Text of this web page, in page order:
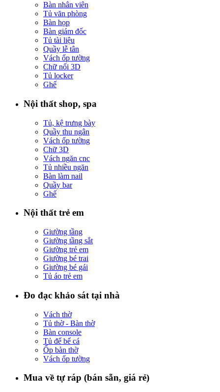
Bàn nhân viên
Tủ văn phòng
Bàn họp
Bàn giám đốc
Tủ tài liệu
Quầy lễ tân
Vách ốp tường
Chữ nổi 3D
Tủ locker
Ghế
Nội thất shop, spa
Tủ, kệ trưng bày
Quầy thu ngân
Vách ốp tường
Chữ 3D
Vách ngăn cnc
Tủ nhiều ngăn
Bàn làm nail
Quầy bar
Ghế
Nội thất trẻ em
Giường tầng
Giường tầng sắt
Giường trẻ em
Giường bé trai
Giường bé gái
Tủ áo trẻ em
Đo đạc khảo sát tại nhà
Vách thờ
Tủ thờ - Bàn thờ
Bàn console
Tủ để bể cá
Ốp bàn thờ
Vách ốp tường
Mua về tự ráp (bán sẵn, giá rẻ)